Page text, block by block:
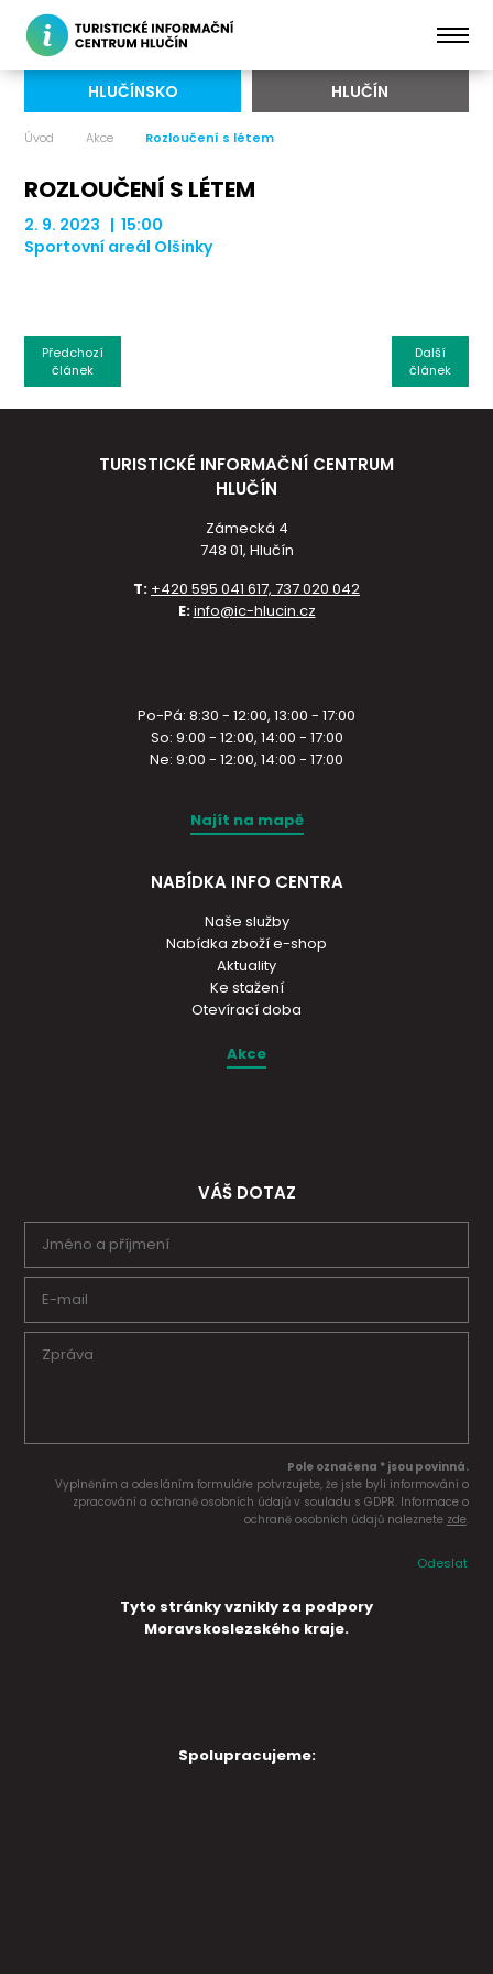
HLUČÍNSKO HLUČÍN
Úvod Akce Rozloučení s létem
ROZLOUČENÍ S LÉTEM
2. 9. 2023 | 15:00
Sportovní areál Olšinky
Další
článek
Předchozí
článek
TURISTICKÉ INFORMAČNÍ CENTRUM
HLUČÍN
Zámecká 4
748 01, Hlučín
T: +420 595 041 617, 737 020 042
E:info@ic-hlucin.cz
Po-Pá: 8:30 - 12:00, 13:00 - 17:00
So: 9:00 - 12:00, 14:00 - 17:00
Ne: 9:00 - 12:00, 14:00 - 17:00
Najít na mapě
NABÍDKA INFO CENTRA
Naše služby
Nabídka zboží e-shop
Aktuality
Ke stažení
Otevírací doba
Akce
VÁŠ DOTAZ
Pole označena * jsou povinná.
Vyplněním a odesláním formuláře potvrzujete, že jste byli informováni o
zpracování a ochraně osobních údajů v souladu s GDPR. Informace o
ochraně osobních údajů naleznete zde.
Odeslat
Tyto stránky vznikly za podpory
Moravskoslezského kraje.
Spolupracujeme: